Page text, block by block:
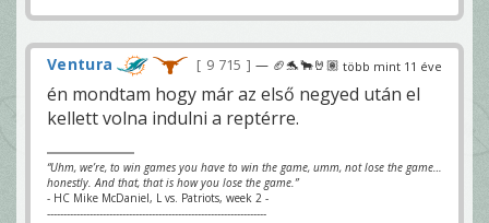
több mint 11 éve
Ventura 9 715 — 🏈🐬🐂🤘🏽
én mondtam hogy már az első negyed után el
kellett volna indulni a reptérre.
“Uhm, we’re, to win games you have to win the game, umm, not lose the game…
honestly. And that, that is how you lose the game.”
- HC Mike McDaniel, L vs. Patriots, week 2 -
-------------------------------------------------------------------